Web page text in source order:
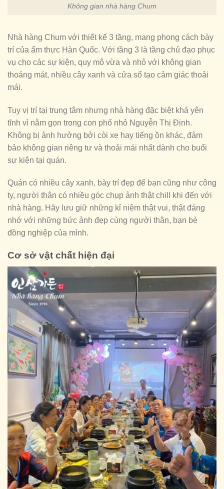
Không gian nhà hàng Chum
Nhà hàng Chum với thiết kế 3 tầng, mang phong cách bày
trí của ẩm thực Hàn Quốc. Với tầng 3 là tầng chủ đạo phục
vụ cho các sự kiện, quy mô vừa và nhỏ với không gian
thoáng mát, nhiều cây xanh và cửa sổ tạo cảm giác thoải
mái.
Tuy vị trí tại trung tâm nhưng nhà hàng đặc biệt khá yên
tĩnh vì nằm gọn trong con phố nhỏ Nguyễn Thị Định.
Không bị ảnh hưởng bởi còi xe hay tiếng ồn khác, đảm
bảo không gian riêng tư và thoải mái nhất dành cho buổi
sự kiện tại quán.
Quán có nhiều cây xanh, bày trí đẹp để bạn cũng như công
ty, người thân có nhiều góc chụp ảnh thật chill khi đến với
nhà hàng. Hãy lưu giữ những kỉ niệm thật vui, thật đáng
nhớ với những bức ảnh đẹp cùng người thân, bạn bè
đồng nghiệp của mình.
Cơ sở vật chất hiện đại